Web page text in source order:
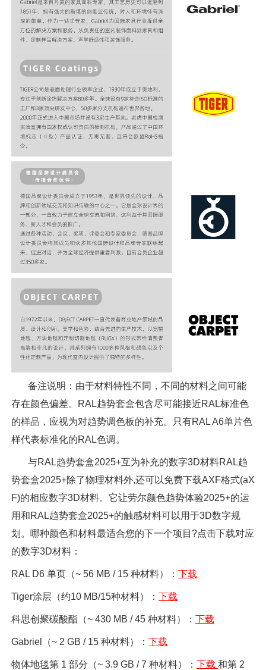
备注说明：由于材料特性不同，不同的材料之间可能
存在颜色偏差。RAL趋势套盒包含尽可能接近RAL标准色
的样品，应视为对趋势调色板的补充。只有RAL A6单片色
样代表标准化的RAL色调。
与RAL趋势套盒2025+互为补充的数字3D材料RAL趋
势套盒2025+除了物理材料外,还可以免费下载AXF格式(aX
F)的相应数字3D材料。它让劳尔颜色趋势体验2025+的运
用和RAL趋势套盒2025+的触感材料可以用于3D数字规
划。哪种颜色和材料最适合您的下一个项目?点击下载对应
的数字3D材料：
RAL D6 单页（~ 56 MB / 15 种材料）： 下载
Tiger涂层（约10 MB/15种材料）： 下载
科思创聚碳酸酯（~ 430 MB / 45 种材料）： 下载
Gabriel（~ 2 GB / 15 种材料）： 下载
物体地毯第 1 部分（~ 3.9 GB / 7 种材料）： 下载 和第 2